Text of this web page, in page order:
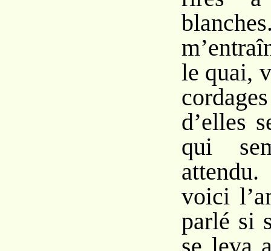
le quai,
d’elles
qui
voici
parlé si